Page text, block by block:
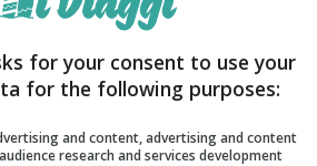
for your consent to use your
for the following purposes:
and content, advertising and content
research and services development